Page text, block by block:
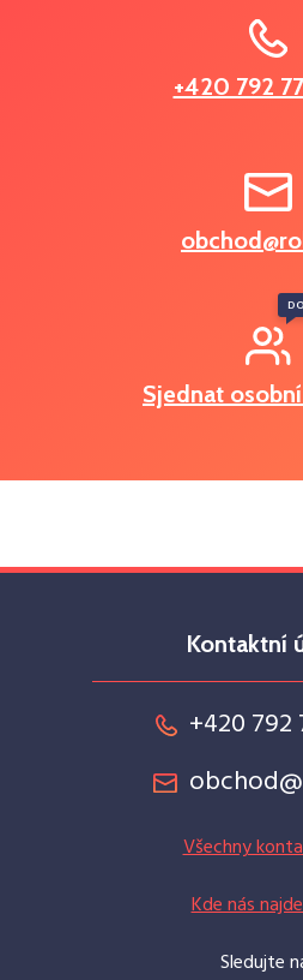
+420 792
Sjednat
Kontaktní
+420 792
Všechny
Kde nás
Sledujte